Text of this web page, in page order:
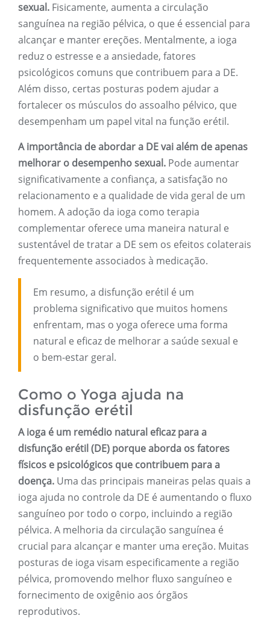
sexual. Fisicamente, aumenta a circulação
sanguínea na região pélvica, o que é essencial para
alcançar e manter ereções. Mentalmente, a ioga
reduz o estresse e a ansiedade, fatores
psicológicos comuns que contribuem para a DE.
Além disso, certas posturas podem ajudar a
fortalecer os músculos do assoalho pélvico, que
desempenham um papel vital na função erétil.
A importância de abordar a DE vai além de apenas
melhorar o desempenho sexual. Pode aumentar
significativamente a confiança, a satisfação no
relacionamento e a qualidade de vida geral de um
homem. A adoção da ioga como terapia
complementar oferece uma maneira natural e
sustentável de tratar a DE sem os efeitos colaterais
frequentemente associados à medicação.
Em resumo, a disfunção erétil é um
problema significativo que muitos homens
enfrentam, mas o yoga oferece uma forma
natural e eficaz de melhorar a saúde sexual e
o bem-estar geral.
Como o Yoga ajuda na
disfunção erétil
A ioga é um remédio natural eficaz para a
disfunção erétil (DE) porque aborda os fatores
físicos e psicológicos que contribuem para a
doença. Uma das principais maneiras pelas quais a
ioga ajuda no controle da DE é aumentando o fluxo
sanguíneo por todo o corpo, incluindo a região
pélvica. A melhoria da circulação sanguínea é
crucial para alcançar e manter uma ereção. Muitas
posturas de ioga visam especificamente a região
pélvica, promovendo melhor fluxo sanguíneo e
fornecimento de oxigênio aos órgãos
reprodutivos.